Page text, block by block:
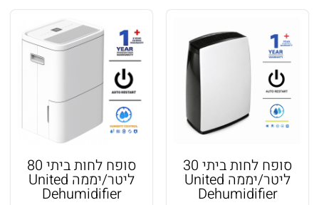
סופח לחות ביתי 30
ליטר/יממה United
Dehumidifier
סופח לחות ביתי 80
ליטר/יממה United
Dehumidifier